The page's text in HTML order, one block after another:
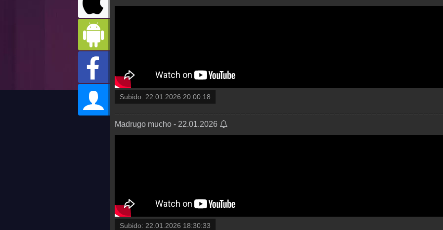
Subido: 22.01.2026 20:00:18
Madrugo mucho - 22.01.2026
Subido: 22.01.2026 18:30:33